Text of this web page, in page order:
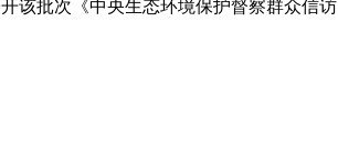
该批次《中央生态环境保护督察群众信访